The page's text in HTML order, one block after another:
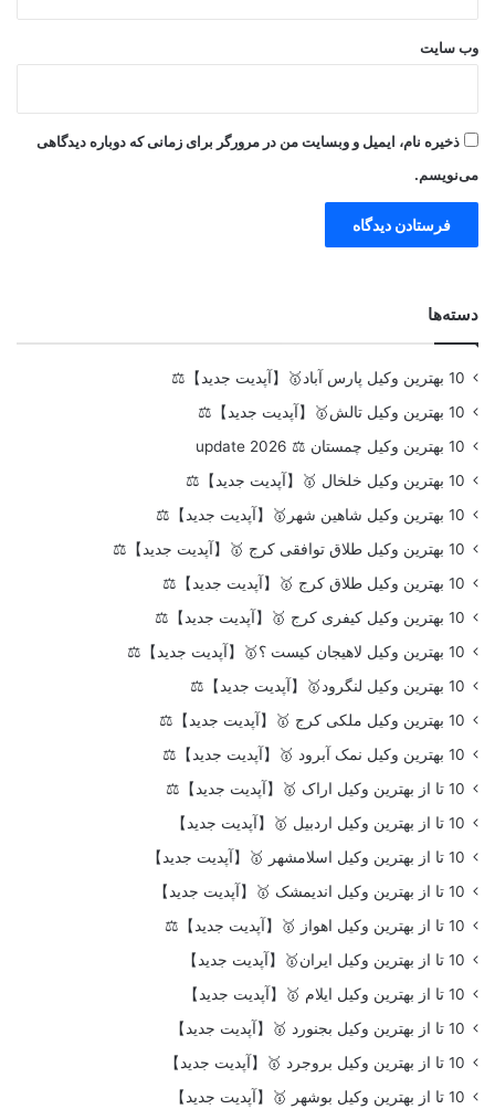
وب‌ سایت
ذخیره نام، ایمیل و وبسایت من در مرورگر برای زمانی که دوباره دیدگاهی
می‌نویسم.
دسته‌ها
10 بهترین وکیل پارس آباد🥇【آپدیت جدید】⚖️
10 بهترین وکیل تالش🥇【آپدیت جدید】⚖️
10 بهترین وکیل چمستان ⚖️ update 2026
10 بهترین وکیل خلخال 🥇【آپدیت جدید】⚖️
10 بهترین وکیل شاهین شهر🥇【آپدیت جدید】⚖️
10 بهترین وکیل طلاق توافقی کرج 🥇【آپدیت جدید】⚖️
10 بهترین وکیل طلاق کرج 🥇【آپدیت جدید】⚖️
10 بهترین وکیل کیفری کرج 🥇【آپدیت جدید】⚖️
10 بهترین وکیل لاهیجان کیست ؟🥇【آپدیت جدید】⚖️
10 بهترین وکیل لنگرود🥇【آپدیت جدید】⚖️
10 بهترین وکیل ملکی کرج 🥇【آپدیت جدید】⚖️
10 بهترین وکیل نمک آبرود 🥇【آپدیت جدید】⚖️
10 تا از بهترین وکیل اراک 🥇【آپدیت جدید】⚖️
10 تا از بهترین وکیل اردبیل 🥇【آپدیت جدید】
10 تا از بهترین وکیل اسلامشهر 🥇【آپدیت جدید】
10 تا از بهترین وکیل اندیمشک 🥇【آپدیت جدید】
10 تا از بهترین وکیل اهواز 🥇【آپدیت جدید】⚖️
10 تا از بهترین وکیل ایران🥇【آپدیت جدید】
10 تا از بهترین وکیل ایلام 🥇【آپدیت جدید】
10 تا از بهترین وکیل بجنورد 🥇【آپدیت جدید】
10 تا از بهترین وکیل بروجرد 🥇【آپدیت جدید】
10 تا از بهترین وکیل بوشهر 🥇【آپدیت جدید】